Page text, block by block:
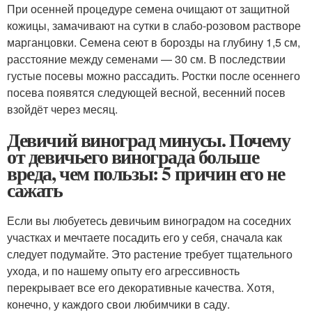
При осенней процедуре семена очищают от защитной
кожицы, замачивают на сутки в слабо-розовом растворе
марганцовки. Семена сеют в борозды на глубину 1,5 см,
расстояние между семенами — 30 см. В последствии
густые посевы можно рассадить. Ростки после осеннего
посева появятся следующей весной, весенний посев
взойдёт через месяц.
Девичий виноград минусы. Почему
от девичьего винограда больше
вреда, чем пользы: 5 причин его не
сажать
Если вы любуетесь девичьим виноградом на соседних
участках и мечтаете посадить его у себя, сначала как
следует подумайте. Это растение требует тщательного
ухода, и по нашему опыту его агрессивность
перекрывает все его декоративные качества. Хотя,
конечно, у каждого свои любимчики в саду.